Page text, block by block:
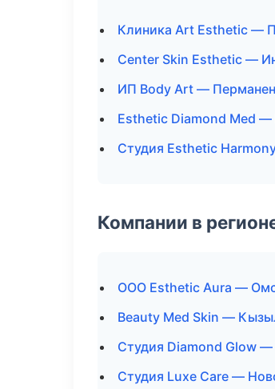
Клиника Art Esthetic —
Center Skin Esthetic —
ИП Body Art —
Esthetic Diamond Med —
Студия Esthetic
Компании в
ООО Esthetic Aura —
Beauty Med Skin —
Студия Diamond Glow —
Студия Luxe Care —